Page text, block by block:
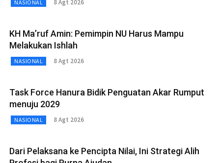
NASIONAL 8 Agt 2026
KH Ma’ruf Amin: Pemimpin NU Harus Mampu
Melakukan Ishlah
NASIONAL 8 Agt 2026
Task Force Hanura Bidik Penguatan Akar Rumput
menuju 2029
NASIONAL 8 Agt 2026
Dari Pelaksana ke Pencipta Nilai, Ini Strategi Alih